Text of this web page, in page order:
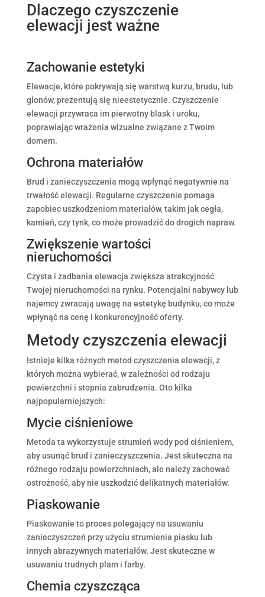
Dlaczego czyszczenie
elewacji jest ważne
Zachowanie estetyki
Elewacje, które pokrywają się warstwą kurzu, brudu, lub
glonów, prezentują się nieestetycznie. Czyszczenie
elewacji przywraca im pierwotny blask i uroku,
poprawiając wrażenia wizualne związane z Twoim
domem.
Ochrona materiałów
Brud i zanieczyszczenia mogą wpłynąć negatywnie na
trwałość elewacji. Regularne czyszczenie pomaga
zapobiec uszkodzeniom materiałów, takim jak cegła,
kamień, czy tynk, co może prowadzić do drogich napraw.
Zwiększenie wartości
nieruchomości
Czysta i zadbania elewacja zwiększa atrakcyjność
Twojej nieruchomości na rynku. Potencjalni nabywcy lub
najemcy zwracają uwagę na estetykę budynku, co może
wpłynąć na cenę i konkurencyjność oferty.
Metody czyszczenia elewacji
Istnieje kilka różnych metod czyszczenia elewacji, z
których można wybierać, w zależności od rodzaju
powierzchni i stopnia zabrudzenia. Oto kilka
najpopularniejszych:
Mycie ciśnieniowe
Metoda ta wykorzystuje strumień wody pod ciśnieniem,
aby usunąć brud i zanieczyszczenia. Jest skuteczna na
różnego rodzaju powierzchniach, ale należy zachować
ostrożność, aby nie uszkodzić delikatnych materiałów.
Piaskowanie
Piaskowanie to proces polegający na usuwaniu
zanieczyszczeń przy użyciu strumienia piasku lub
innych abrazywnych materiałów. Jest skuteczne w
usuwaniu trudnych plam i farby.
Chemia czyszcząca